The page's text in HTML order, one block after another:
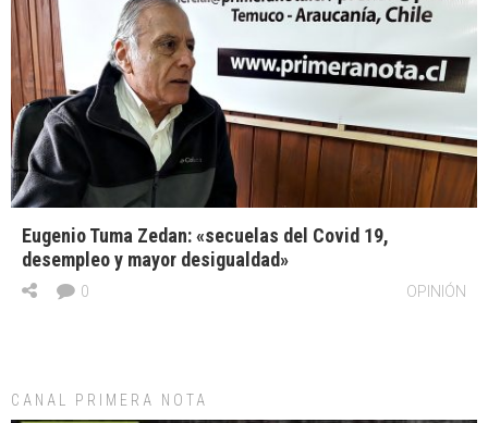
Eugenio Tuma Zedan: «secuelas del Covid 19,
desempleo y mayor desigualdad»
OPINIÓN
0
CANAL PRIMERA NOTA